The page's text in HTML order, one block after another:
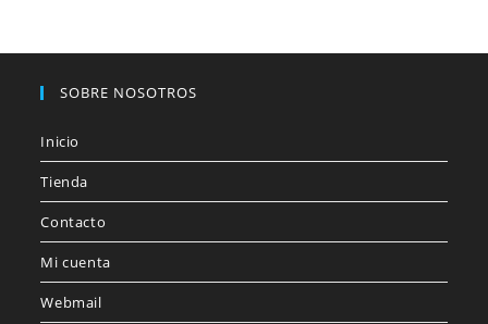
SOBRE NOSOTROS
Inicio
Tienda
Contacto
Mi cuenta
Webmail